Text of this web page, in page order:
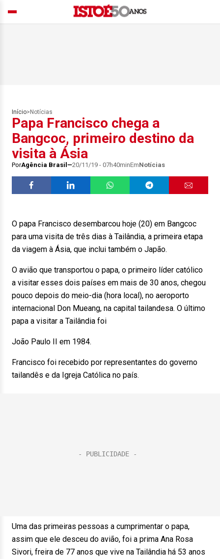
Início> Notícias
Papa Francisco chega a
Bangcoc, primeiro destino da
visita à Ásia
PorAgência Brasil 20/11/19 - 07h40minEmNotícias
O papa Francisco desembarcou hoje (20) em Bangcoc
para uma visita de três dias à Tailândia, a primeira etapa
da viagem à Ásia, que inclui também o Japão.
O avião que transportou o papa, o primeiro líder católico
a visitar esses dois países em mais de 30 anos, chegou
pouco depois do meio-dia (hora local), no aeroporto
internacional Don Mueang, na capital tailandesa. O último
papa a visitar a Tailândia foi
João Paulo II em 1984.
Francisco foi recebido por representantes do governo
tailandês e da Igreja Católica no país.
Uma das primeiras pessoas a cumprimentar o papa,
assim que ele desceu do avião, foi a prima Ana Rosa
Sivori, freira de 77 anos que vive na Tailândia há 53 anos